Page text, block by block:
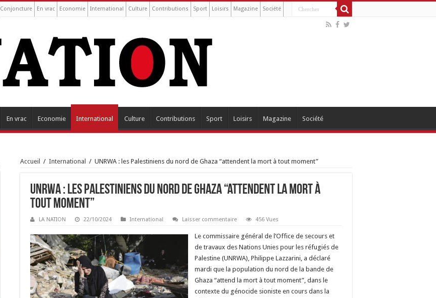
Conjoncture En vrac Economie International Culture Contributions Sport Loisirs Magazine Société
En vrac Economie International Culture Contributions Sport Loisirs Magazine Société
Accueil / International / UNRWA : les Palestiniens du nord de Ghaza “attendent la mort à tout moment”
UNRWA : les Palestiniens du nord de Ghaza “attendent la mort à
tout moment”
LA NATION 22/10/2024 International Laisser commentaire 456 Vues
Le commissaire général de l’Office de secours et
de travaux des Nations Unies pour les réfugiés de
Palestine (UNRWA), Philippe Lazzarini, a déclaré
mardi que la population du nord de la bande de
Ghaza “attend la mort à tout moment”, dans le
contexte du génocide sioniste en cours dans la